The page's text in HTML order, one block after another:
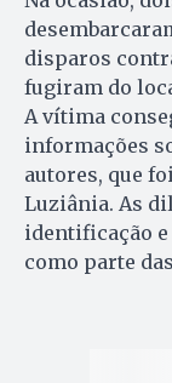
disparos
fugiram do
A vítima
informações
autores, que
Luziânia. As
identificação
como parte